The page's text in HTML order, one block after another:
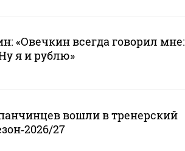
«Овечкин всегда говорил мне:
я и рублю»
вошли в тренерский
27